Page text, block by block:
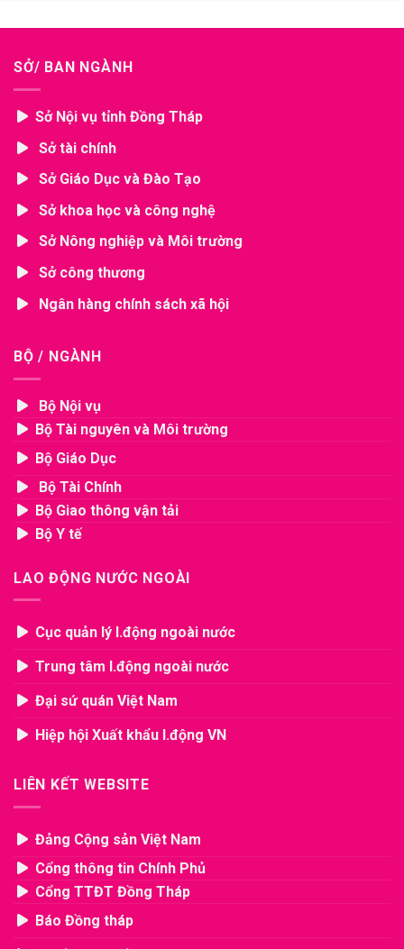
SỞ/ BAN NGÀNH
Sở Nội vụ tỉnh Đồng Tháp
Sở tài chính
Sở Giáo Dục và Đào Tạo
Sở khoa học và công nghệ
Sở Nông nghiệp và Môi trường
Sở công thương
Ngân hàng chính sách xã hội
BỘ / NGÀNH
Bộ Nội vụ
Bộ Tài nguyên và Môi trường
Bộ Giáo Dục
Bộ Tài Chính
Bộ Giao thông vận tải
Bộ Y tế
LAO ĐỘNG NƯỚC NGOÀI
Cục quản lý l.động ngoài nước
Trung tâm l.động ngoài nước
Đại sứ quán Việt Nam
Hiệp hội Xuất khẩu l.động VN
LIÊN KẾT WEBSITE
Đảng Cộng sản Việt Nam
Cổng thông tin Chính Phủ
Cổng TTĐT Đồng Tháp
Báo Đồng tháp